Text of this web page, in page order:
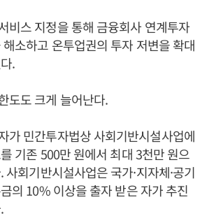
비스 지정을 통해 금융회사 연계투자
소하고 온투업권의 투자 저변을 확대
.
도도 크게 늘어난다.
가 민간투자법상 사회기반시설사업에
기존 500만 원에서 최대 3천만 원으
회기반시설사업은 국가·지자체·공기
의 10% 이상을 출자 받은 자가 추진